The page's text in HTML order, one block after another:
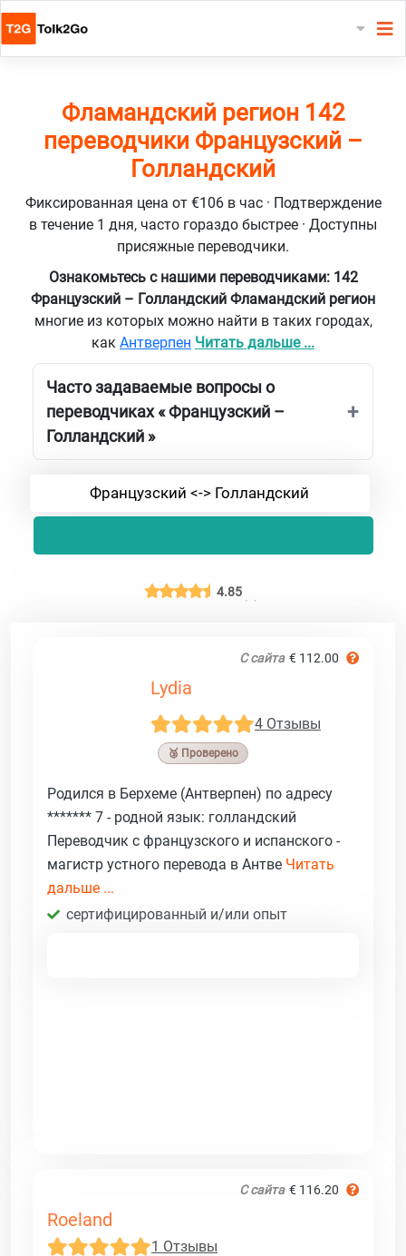
Фламандский регион 142
переводчики Французский –
Голландский
Фиксированная цена от €106 в час · Подтверждение
в течение 1 дня, часто гораздо быстрее · Доступны
присяжные переводчики.
Ознакомьтесь с нашими переводчиками: 142
Французский – Голландский Фламандский регион
многие из которых можно найти в таких городах,
как Антверпен Читать дальше ...
Часто задаваемые вопросы о
переводчиках « Французский –
Голландский »
Французский <-> Голландский
4.85
С сайта € 112.00
Lydia
4 Отзывы
🥉 Проверено
Родился в Берхеме (Антверпен) по адресу
******* 7 - родной язык: голландский
Переводчик с французского и испанского -
магистр устного перевода в Антве Читать
дальше ...
сертифицированный и/или опыт
С сайта € 116.20
Roeland
1 Отзывы